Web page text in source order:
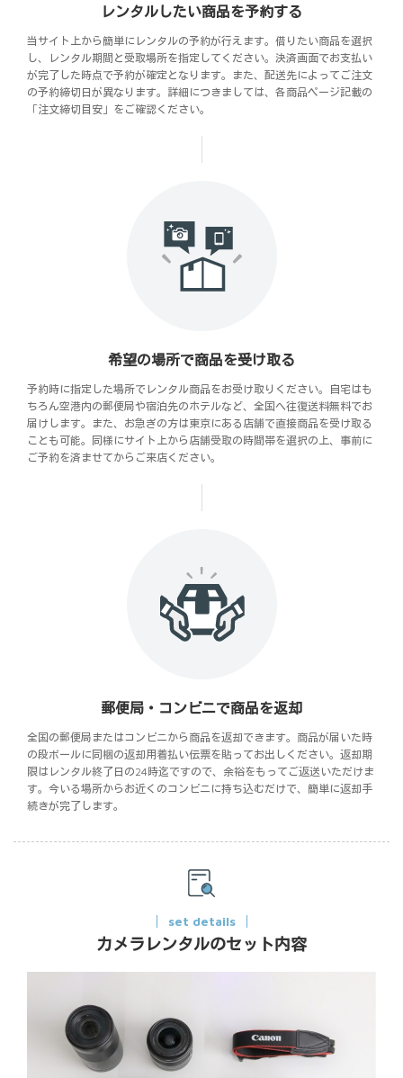
レンタルしたい商品を予約する
当サイト上から簡単にレンタルの予約が行えます。借りたい商品を選択
し、レンタル期間と受取場所を指定してください。決済画面でお支払い
が完了した時点で予約が確定となります。また、配送先によってご注文
の予約締切日が異なります。詳細につきましては、各商品ページ記載の
「注文締切目安」をご確認ください。
希望の場所で商品を受け取る
予約時に指定した場所でレンタル商品をお受け取りください。自宅はも
ちろん空港内の郵便局や宿泊先のホテルなど、全国へ往復送料無料でお
届けします。また、お急ぎの方は東京にある店舗で直接商品を受け取る
ことも可能。同様にサイト上から店舗受取の時間帯を選択の上、事前に
ご予約を済ませてからご来店ください。
郵便局・コンビニで商品を返却
全国の郵便局またはコンビニから商品を返却できます。商品が届いた時
の段ボールに同梱の返却用着払い伝票を貼ってお出しください。返却期
限はレンタル終了日の24時迄ですので、余裕をもってご返送いただけま
す。今いる場所からお近くのコンビニに持ち込むだけで、簡単に返却手
続きが完了します。
set details
カメラレンタルのセット内容